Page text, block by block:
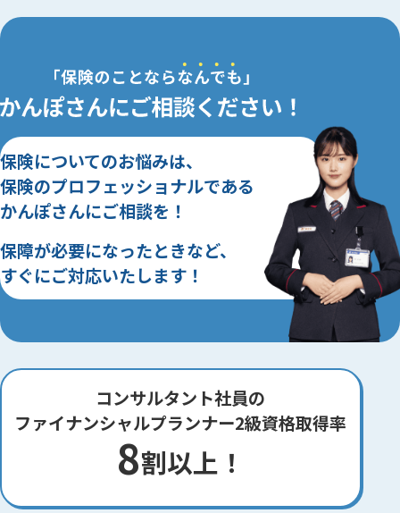
保険についてのお悩みは、
保険のプロフェッショナルである
かんぽさんにご相談を！
保障が必要になったときなど、
すぐにご対応いたします！
コンサルタント社員の
ファイナンシャルプランナー2級資格取得率
8割以上！